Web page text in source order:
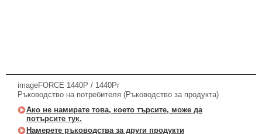
imageFORCE 1440P / 1440Pr
Ръководство на потребителя (Ръководство за продукта)
Ако не намирате това, което търсите, може да
потърсите тук.
Намерете ръководства за други продукти